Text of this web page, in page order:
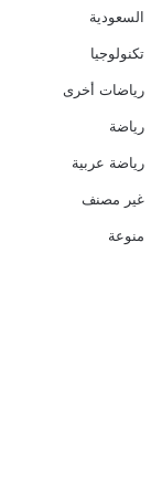
السعودية
تكنولوجيا
رياضات أخرى
رياضة
رياضة عربية
غير مصنف
منوعة